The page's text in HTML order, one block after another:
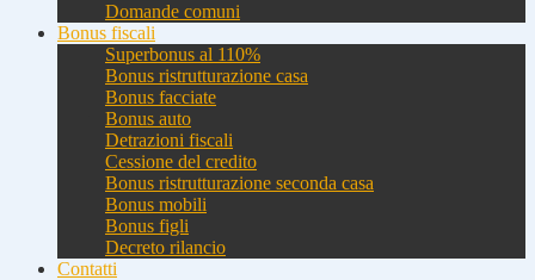
Domande comuni
Bonus fiscali
Superbonus al 110%
Bonus ristrutturazione casa
Bonus facciate
Bonus auto
Detrazioni fiscali
Cessione del credito
Bonus ristrutturazione seconda casa
Bonus mobili
Bonus figli
Decreto rilancio
Contatti